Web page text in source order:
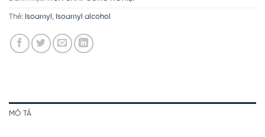
Thẻ: Isoamyl , Isoamyl alcohol
MÔ TẢ